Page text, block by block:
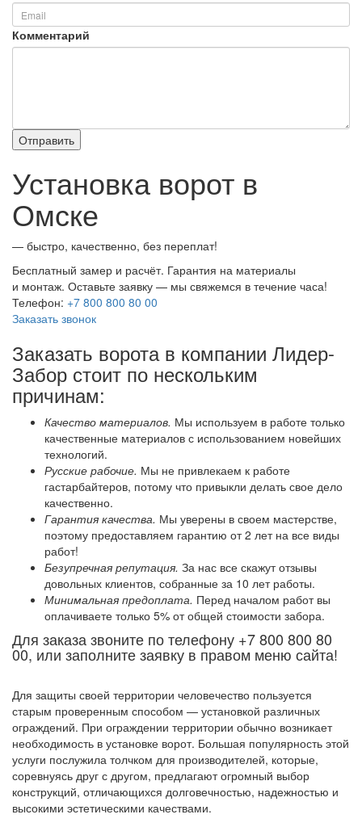
Комментарий
Установка ворот в
Омске
— быстро, качественно, без переплат!
Бесплатный замер и расчёт. Гарантия на материалы
и монтаж. Оставьте заявку — мы свяжемся в течение часа!
Телефон: +7 800 800 80 00
Заказать звонок
Заказать ворота в компании Лидер-
Забор стоит по нескольким
причинам:
Качество материалов. Мы используем в работе только
качественные материалов с использованием новейших
технологий.
Русские рабочие. Мы не привлекаем к работе
гастарбайтеров, потому что привыкли делать свое дело
качественно.
Гарантия качества. Мы уверены в своем мастерстве,
поэтому предоставляем гарантию от 2 лет на все виды
работ!
Безупречная репутация. За нас все скажут отзывы
довольных клиентов, собранные за 10 лет работы.
Минимальная предоплата. Перед началом работ вы
оплачиваете только 5% от общей стоимости забора.
Для заказа звоните по телефону +7 800 800 80
00, или заполните заявку в правом меню сайта!
Для защиты своей территории человечество пользуется
старым проверенным способом — установкой различных
ограждений. При ограждении территории обычно возникает
необходимость в установке ворот. Большая популярность этой
услуги послужила толчком для производителей, которые,
соревнуясь друг с другом, предлагают огромный выбор
конструкций, отличающихся долговечностью, надежностью и
высокими эстетическими качествами.